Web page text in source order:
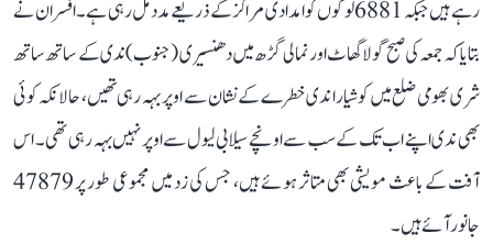
رہے ہیں جبکہ 6881 لوگوں کو امدادی مراکز کے ذریعے مدد مل رہی ہے۔ افسران نے
بتایا کہ جمعہ کی صبح گولا گھاٹ اور نمالی گڑھ میں دھنسیری (جنوب) ندی کے ساتھ ساتھ
شری بھومی ضلع میں کوشیارا ندی خطرے کے نشان سے اوپر بہہ رہی تھیں، حالانکہ کوئی
بھی ندی اپنے اب تک کے سب سے اونچے سیلابی لیول سے اوپر نہیں بہہ رہی تھی۔ اس
آفت کے باعث مویشی بھی متاثر ہوئے ہیں، جس کی زد میں مجموعی طور پر 47879
جانور آئے ہیں۔